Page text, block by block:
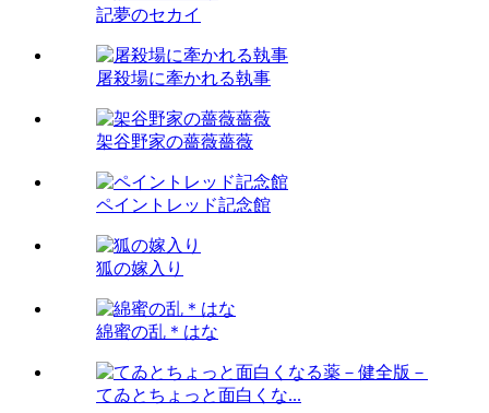
記夢のセカイ
屠殺場に牽かれる執事
架谷野家の薔薇薔薇
ペイントレッド記念館
狐の嫁入り
綿蜜の乱＊はな
てゐとちょっと面白くな...